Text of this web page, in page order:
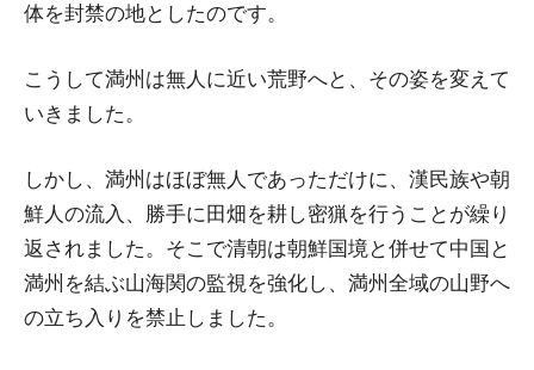
体を封禁の地としたのです。
こうして満州は無人に近い荒野へと、その姿を変えて
いきました。
しかし、満州はほぼ無人であっただけに、漢民族や朝
鮮人の流入、勝手に田畑を耕し密猟を行うことが繰り
返されました。そこで清朝は朝鮮国境と併せて中国と
満州を結ぶ山海関の監視を強化し、満州全域の山野へ
の立ち入りを禁止しました。